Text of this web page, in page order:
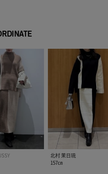
長：171cm、着用サイズ：
の商品と仕様、加工が若干
お使いのモニター環境によ
います。
ンションタグをご確認くださ
北村 茉日琉
157㎝